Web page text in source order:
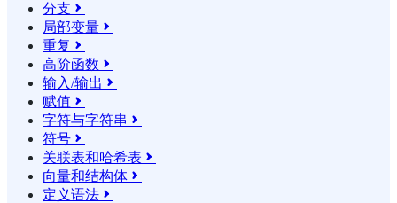
分支 
局部变量 
重复 
高阶函数 
输入/输出 
赋值 
字符与字符串 
符号 
关联表和哈希表 
向量和结构体 
定义语法 